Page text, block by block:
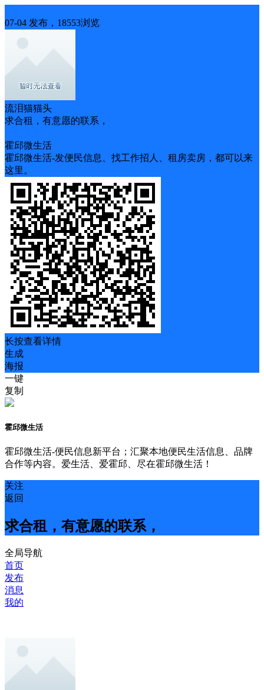
07-04 发布，18553浏览
流泪猫猫头
求合租，有意愿的联系，
霍邱微生活
霍邱微生活-发便民信息、找工作招人、租房卖房，都可以来
这里。
长按查看详情
生成
海报
一键
复制
霍邱微生活
霍邱微生活-便民信息新平台；汇聚本地便民生活信息、品牌
合作等内容。爱生活、爱霍邱、尽在霍邱微生活！
关注
返回
求合租，有意愿的联系，
全局导航
首页
发布
消息
我的